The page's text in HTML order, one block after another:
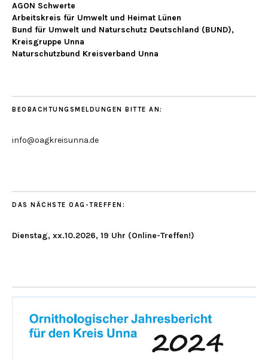
AGON Schwerte
Arbeitskreis für Umwelt und Heimat Lünen
Bund für Umwelt und Naturschutz Deutschland (BUND),
Kreisgruppe Unna
Naturschutzbund Kreisverband Unna
BEOBACHTUNGSMELDUNGEN BITTE AN:
info@oagkreisunna.de
DAS NÄCHSTE OAG-TREFFEN:
Dienstag, xx.10.2026, 19 Uhr (Online-Treffen!)